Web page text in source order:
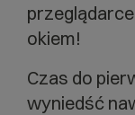
okiem!
Czas do
wyniedść